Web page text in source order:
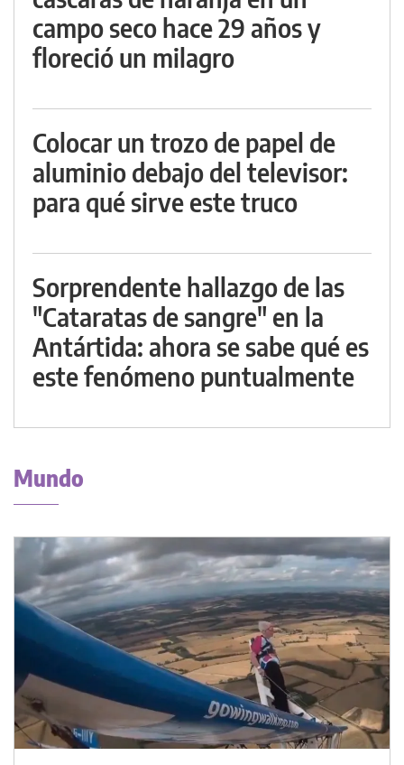
campo seco hace 29 años y
floreció un milagro
Colocar un trozo de papel de
aluminio debajo del televisor:
para qué sirve este truco
Sorprendente hallazgo de las
"Cataratas de sangre" en la
Antártida: ahora se sabe qué es
este fenómeno puntualmente
Mundo